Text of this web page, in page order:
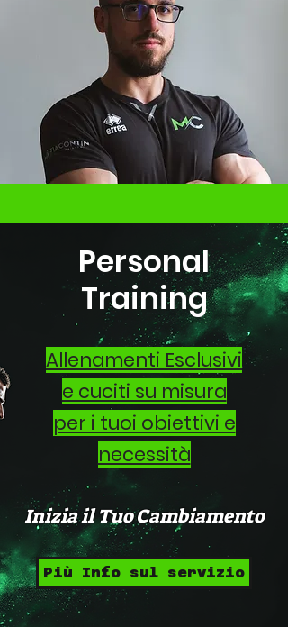
Personal
Training
Allenamenti Esclusivi
e cuciti su misura
per i tuoi obiettivi e
necessità
Inizia il Tuo Cambiamento
Più Info sul servizio